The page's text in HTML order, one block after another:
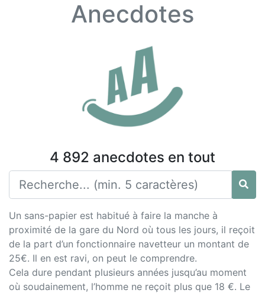
Anecdotes
4 892 anecdotes en tout
Un sans-papier est habitué à faire la manche à
proximité de la gare du Nord où tous les jours, il reçoit
de la part d’un fonctionnaire navetteur un montant de
25€. Il en est ravi, on peut le comprendre.
Cela dure pendant plusieurs années jusqu’au moment
où soudainement, l’homme ne reçoit plus que 18 €. Le